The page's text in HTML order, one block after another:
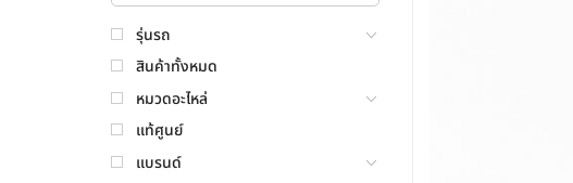
รุ่นรถ
สินค้าทั้งหมด
หมวดอะไหล่
แท้ศูนย์
แบรนด์